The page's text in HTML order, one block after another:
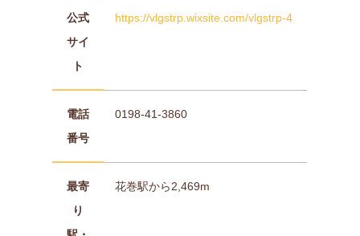
公式
サイ
ト
https://vlgstrp.wixsite.com/vlgstrp-4
電話
番号
0198-41-3860
最寄
り
花巻駅から2,469m